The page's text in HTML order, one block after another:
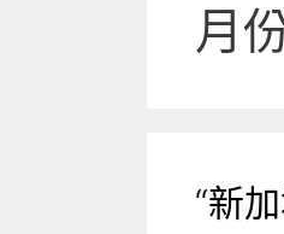
月
“新